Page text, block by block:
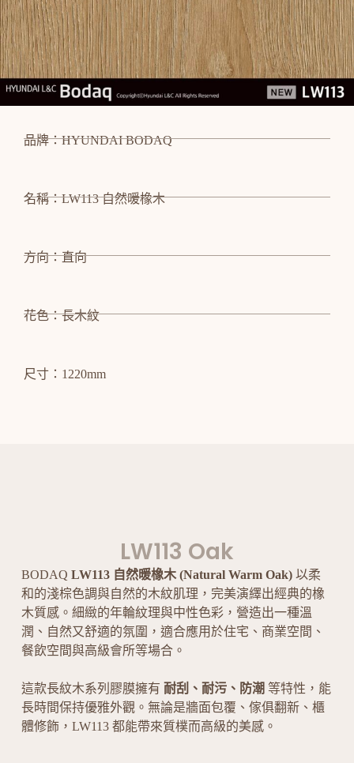
品牌：HYUNDAI BODAQ
名稱：LW113 自然暖橡木
方向：直向
花色：長木紋
尺寸：1220mm
LW113 Oak
BODAQ LW113 自然暖橡木 (Natural Warm Oak)以柔
和的淺棕色調與自然的木紋肌理，完美演繹出經典的橡
木質感。細緻的年輪紋理與中性色彩，營造出一種溫
潤、自然又舒適的氛圍，適合應用於住宅、商業空間、
餐飲空間與高級會所等場合。
這款長紋木系列膠膜擁有 耐刮、耐污、防潮 等特性，能
長時間保持優雅外觀。無論是牆面包覆、傢俱翻新、櫃
體修飾，LW113 都能帶來質樸而高級的美感。